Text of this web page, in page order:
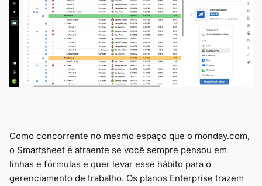
Como concorrente no mesmo espaço que o monday.com,
o Smartsheet é atraente se você sempre pensou em
linhas e fórmulas e quer levar esse hábito para o
gerenciamento de trabalho. Os planos Enterprise trazem